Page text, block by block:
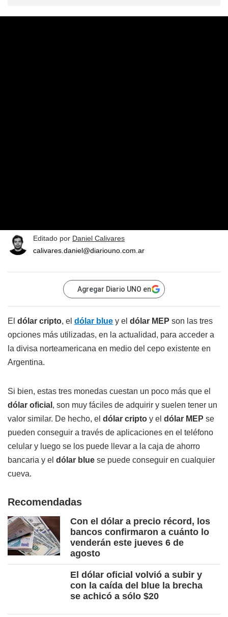
Editado por Daniel Calivares
calivares.daniel@diariouno.com.ar
Agregar Diario UNO en
El dólar cripto, el dólar blue y el dólar MEP son las tres
opciones más utilizadas, en la actualidad, para acceder a
la divisa norteamericana en medio del cepo existente en
Argentina.
Si bien, estas tres monedas cuestan un poco más que el
dólar oficial , son muy fáciles de adquirir y suelen tener un
valor similar. De hecho, el dólar cripto y el dólar MEP se
pueden conseguir a través de aplicaciones en el teléfono
celular y luego se los puede llevar a la caja de ahorro
bancaria y el dólar blue se puede conseguir en cualquier
cueva.
Recomendadas
Con el dólar a precio récord, los
bancos confirmaron a cuánto lo
venderán este jueves 6 de
agosto
El dólar oficial volvió a subir y
con la caída del blue la brecha
se achicó a sólo $20